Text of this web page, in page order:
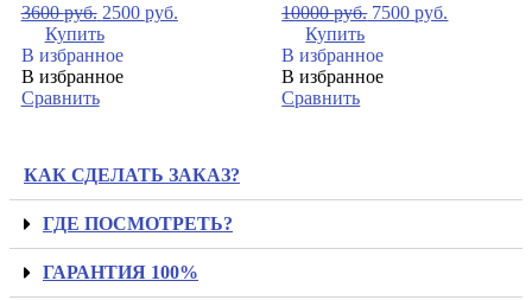
3600руб. 2500 руб.
Купить
В избранное
В избранное
Сравнить
10000руб. 7500руб.
Купить
В избранное
В избранное
Сравнить
КАК СДЕЛАТЬ ЗАКАЗ?
ГДЕ ПОСМОТРЕТЬ?
ГАРАНТИЯ 100%